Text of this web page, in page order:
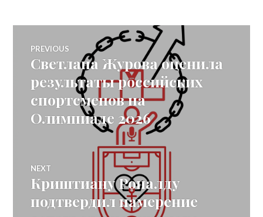
Post
navigation
PREVIOUS
Previous
Светлана Журова оценила
результаты российских
спортсменов на
Олимпиаде 2026
NEXT
Next
post:
Криштиану Роналду
подтвердил намерение